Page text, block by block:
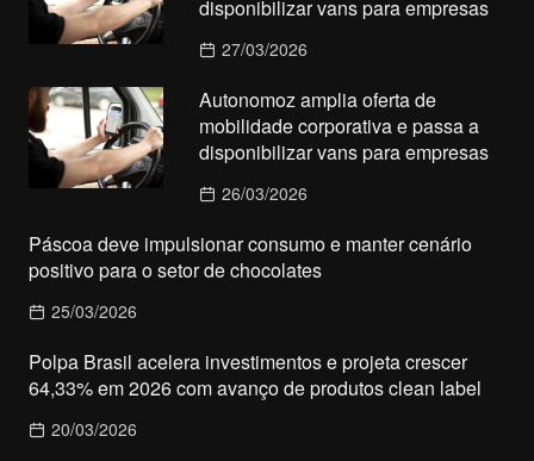
disponibilizar vans para empresas
27/03/2026
Autonomoz amplia oferta de
mobilidade corporativa e passa a
disponibilizar vans para empresas
26/03/2026
Páscoa deve impulsionar consumo e manter cenário
positivo para o setor de chocolates
25/03/2026
Polpa Brasil acelera investimentos e projeta crescer
64,33% em 2026 com avanço de produtos clean label
20/03/2026